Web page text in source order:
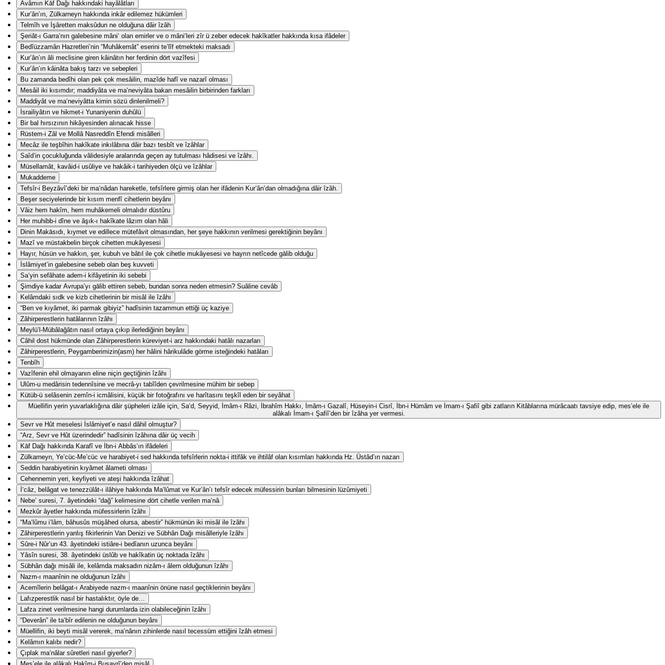
Avâmın Kāf Dağı hakkındaki hayâlâtları
Kur’ân’ın, Zülkarneyn hakkında inkâr edilemez hükümleri
Telmîh ve İşâretten maksûdun ne olduğuna dâir îzâh
Şeriât-ı Garra’nın galebesine mâni‘ olan emirler ve o mâni‘leri zîr ü zeber edecek hakîkatler hakkında kısa ifâdeler
Bedîüzzamân Hazretleri’nin “Muhâkemât” eserini te’lîf etmekteki maksadı
Kur’ân’ın âli meclisine giren kâinâtın her ferdinin dört vazîfesi
Kur’ân’ın kâinâta bakış tarzı ve sebepleri
Bu zamanda bedîhi olan pek çok mesâilin, mazîde hafî ve nazarî olması
Mesâil iki kısımdır; maddiyâta ve ma‘neviyâta bakan mesâilin birbirinden farkları
Maddiyât ve ma‘neviyâtta kimin sözü dinlenilmeli?
İsrailiyâtın ve hikmet-i Yunaniyenin duhûlü
Bir bal hırsızının hikâyesinden alınacak hisse
Rüstem-i Zâl ve Mollâ Nasreddîn Efendi misâlleri
Mecâz ile teşbîhin hakîkate inkılâbına dâir bazı tesbît ve îzâhlar
Saîd’in çocukluğunda vâlidesiyle aralarında geçen ay tutulması hâdisesi ve îzâhı.
Müsellamât, kavâid-i usûliye ve hakâik-i tarihiyeden ölçü ve îzâhlar
Mukaddeme
Tefsîr-i Beyzâvî’deki bir ma‘nâdan hareketle, tefsîrlere girmiş olan her ifâdenin Kur’ân’dan olmadığına dâir îzâh.
Beşer seciyelerinde bir kısım menfî cihetlerin beyânı
Vâiz hem hakîm, hem muhâkemeli olmalıdır düstûru
Her muhibb-i dîne ve âşık-ı hakîkate lâzım olan hâli
Dinin Makāsıdı, kıymet ve edillece mütefâvit olmasından, her şeye hakkının verilmesi gerektiğinin beyânı
Mazî ve müstakbelin birçok cihetten mukâyesesi
Hayır, hüsün ve hakkın, şer, kubuh ve bâtıl ile çok cihetle mukâyesesi ve hayrın netîcede gālib olduğu
İslâmiyet’in galebesine sebeb olan beş kuvveti
Sa‘yin sefâhate adem-i kifâyetinin iki sebebi
Şimdiye kadar Avrupa’yı gālib ettiren sebeb, bundan sonra neden etmesin? Suâline cevâb
Kelâmdaki sıdk ve kizb cihetlerinin bir misâl ile îzâhı
“Ben ve kıyâmet, iki parmak gibiyiz” hadîsinin tazammun ettiği üç kaziye
Zâhirperestlerin hatâlarının îzâhı
Meylü’l-Mübâlağâtın nasıl ortaya çıkıp ilerlediğinin beyânı
Câhil dost hükmünde olan Zâhirperestlerin küreviyet-i arz hakkındaki hatâlı nazarları
Zâhirperestlerin, Peygamberimizin(asm) her hâlini hârikulâde görme isteğindeki hatâları
Tenbîh
Vazîfenin ehil olmayanın eline niçin geçtiğinin îzâhı
Ulûm-u medârisin tedennîsine ve mecrâ-yı tabîîden çevrilmesine mühim bir sebep
Kütüb-ü selâsenin zemîn-i icmâlisini, küçük bir fotoğrafını ve harîtasını teşkîl eden bir seyâhat
Müellifin yerin yuvarlaklığına dâir şüpheleri izâle için, Sa‘d, Seyyid, İmâm-ı Râzi, İbrahîm Hakkı, İmâm-ı Gazalî, Hüseyin-i Cisrî, İbn-i Hümâm ve İmam-ı Şafiî gibi zatların Kitâblarına mürâcaatı tavsiye edip, mes’ele ile
alâkalı İmam-ı Şafiî’den bir îzâha yer vermesi.
Sevr ve Hût meselesi İslâmiyet’e nasıl dâhil olmuştur?
“Arz, Sevr ve Hût üzerindedir” hadîsinin îzâhına dâir üç vecih
Kāf Dağı hakkında Karafî ve İbn-i Abbâs’ın ifâdeleri
Zülkarneyn, Ye’cüc-Me’cüc ve harabiyet-i sed hakkında tefsîrlerin nokta-i ittifâk ve ihtilâf olan kısımları hakkında Hz. Üstâd’ın nazarı
Seddin harabiyetinin kıyâmet âlameti olması
Cehennemin yeri, keyfiyeti ve ateşi hakkında îzâhat
İ‘câz, belâgat ve tenezzülât-ı ilâhiye hakkında Ma‘lûmat ve Kur’ân’ı tefsîr edecek müfessirin bunları bilmesinin lüzûmiyeti
Nebe’ suresi, 7. âyetindeki “dağ” kelimesine dört cihetle verilen ma‘nâ
Mezkûr âyetler hakkında müfessirlerin îzâhı
“Ma‘lûmu i‘lâm, bâhusûs müşâhed olursa, abestir” hükmünün iki misâl ile îzâhı
Zâhirperestlerin yanlış fikirlerinin Van Denizi ve Sübhân Dağı misâlleriyle îzâhı
Sûre-i Nûr’un 43. âyetindeki istiâre-i bedîanın uzunca beyânı
Yâsîn suresi, 38. âyetindeki üslûb ve hakîkatin üç noktada îzâhı
Sübhân dağı misâli ile, kelâmda maksadın nizâm-ı âlem olduğunun îzâhı
Nazm-ı maanînin ne olduğunun îzâhı
Acemîlerin belâgat-ı Arabiyede nazm-ı maanînin önüne nasıl geçtiklerinin beyânı
Lafızperestlik nasıl bir hastalıktır, öyle de…
Lafza zinet verilmesine hangi durumlarda izin olabileceğinin îzâhı
“Deverân” ile ta‘bîr edilenin ne olduğunun beyânı
Müellifin, iki beyti misâl vererek, ma‘nânın zihinlerde nasıl tecessüm ettiğini îzâh etmesi
Kelâmın kalıbı nedir?
Çıplak ma‘nâlar sûretleri nasıl giyerler?